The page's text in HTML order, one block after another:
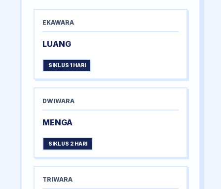
EKAWARA
LUANG
SIKLUS 1 HARI
DWIWARA
MENGA
SIKLUS 2 HARI
TRIWARA